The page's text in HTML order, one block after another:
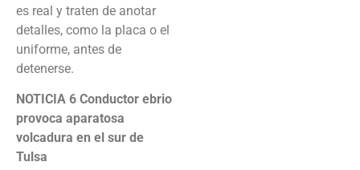
es real y traten de anotar
detalles, como la placa o el
uniforme, antes de
detenerse.
NOTICIA 6 Conductor ebrio
provoca aparatosa
volcadura en el sur de
Tulsa